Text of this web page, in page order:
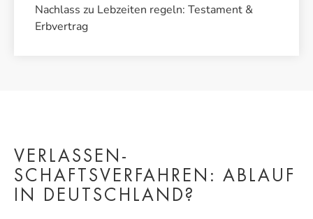
Nachlass zu Lebzeiten regeln: Testament &
Erbvertrag
VERLASSEN­
SCHAFTSVERFAHREN: ABLAUF
IN DEUTSCHLAND?